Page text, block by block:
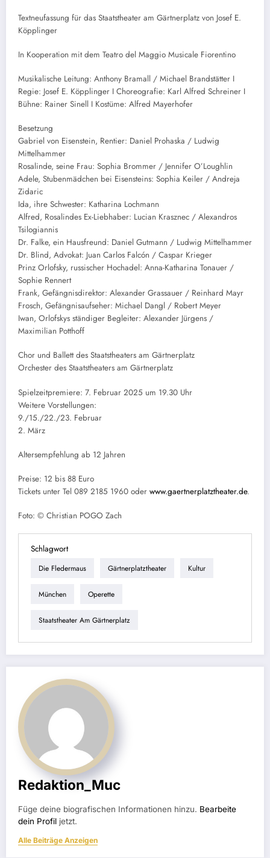
Textneufassung für das Staatstheater am Gärtnerplatz von Josef E.
Köpplinger
In Kooperation mit dem Teatro del Maggio Musicale Fiorentino
Musikalische Leitung: Anthony Bramall / Michael Brandstätter I
Regie: Josef E. Köpplinger I Choreografie: Karl Alfred Schreiner I
Bühne: Rainer Sinell I Kostüme: Alfred Mayerhofer
Besetzung
Gabriel von Eisenstein, Rentier: Daniel Prohaska / Ludwig
Mittelhammer
Rosalinde, seine Frau: Sophia Brommer / Jennifer O’Loughlin
Adele, Stubenmädchen bei Eisensteins: Sophia Keiler / Andreja
Zidaric
Ida, ihre Schwester: Katharina Lochmann
Alfred, Rosalindes Ex-Liebhaber: Lucian Krasznec / Alexandros
Tsilogiannis
Dr. Falke, ein Hausfreund: Daniel Gutmann / Ludwig Mittelhammer
Dr. Blind, Advokat: Juan Carlos Falcón / Caspar Krieger
Prinz Orlofsky, russischer Hochadel: Anna-Katharina Tonauer /
Sophie Rennert
Frank, Gefängnisdirektor: Alexander Grassauer / Reinhard Mayr
Frosch, Gefängnisaufseher: Michael Dangl / Robert Meyer
Iwan, Orlofskys ständiger Begleiter: Alexander Jürgens /
Maximilian Potthoff
Chor und Ballett des Staatstheaters am Gärtnerplatz
Orchester des Staatstheaters am Gärtnerplatz
Spielzeitpremiere: 7. Februar 2025 um 19.30 Uhr
Weitere Vorstellungen:
9./15./22./23. Februar
2. März
Altersempfehlung ab 12 Jahren
Preise: 12 bis 88 Euro
Tickets unter Tel 089 2185 1960 oder www.gaertnerplatztheater.de.
Foto: © Christian POGO Zach
Schlagwort
Die Fledermaus Gärtnerplatztheater Kultur
München Operette
Staatstheater Am Gärtnerplatz
Redaktion_Muc
Füge deine biografischen Informationen hinzu. Bearbeite
dein Profil jetzt.
Alle Beiträge Anzeigen